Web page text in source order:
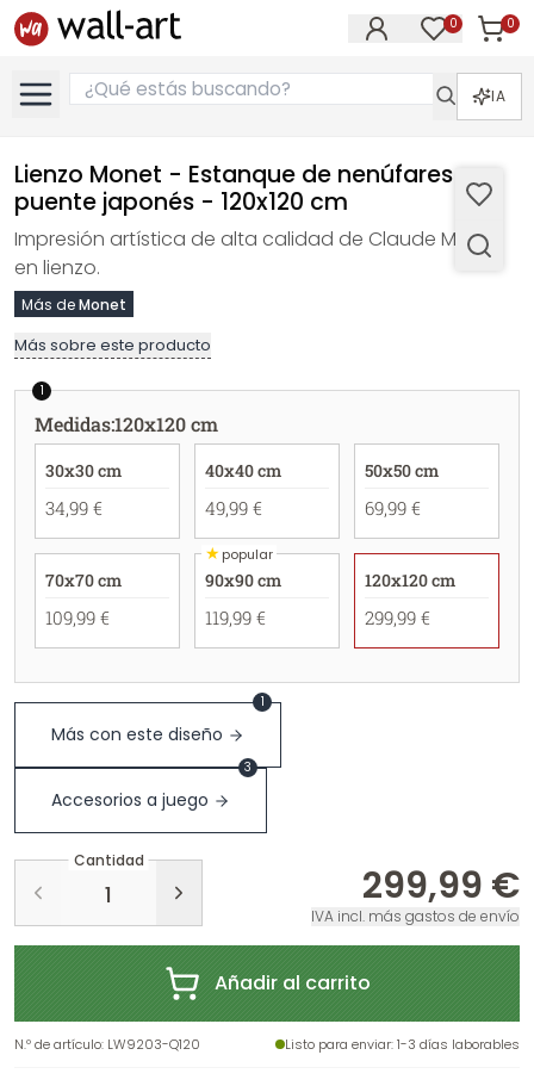
0 0
IA
Lienzo Monet - Estanque de nenúfares y
puente japonés - 120x120 cm
Impresión artística de alta calidad de Claude Monet
en lienzo.
Más deMonet
Más sobre este producto
1
Medidas:120x120 cm
30x30 cm
34,99 €
40x40 cm
49,99 €
50x50 cm
69,99 €
70x70 cm
109,99 €
★popular
90x90 cm
119,99 €
120x120 cm
299,99 €
Más con este diseño
1
Accesorios a juego
3
Cantidad
299,99 €
IVA incl. más gastos de envío
Añadir al carrito
N.º de artículo: LW9203-Q120 Listo para enviar: 1-3 días laborables